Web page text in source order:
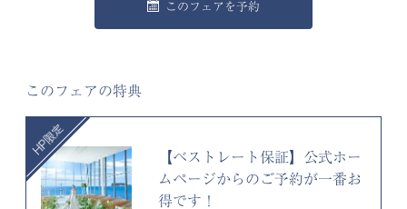
このフェアを予約
このフェアの特典
【ベストレート保証】公式ホー
ムページからのご予約が一番お
得です！